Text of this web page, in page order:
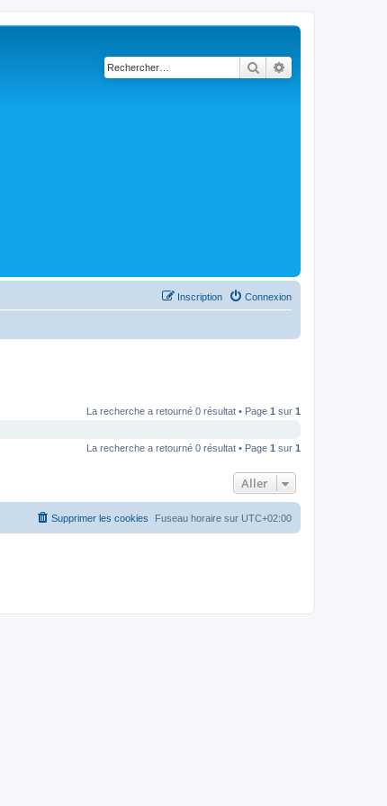
Rechercher
Connexion
Inscription
La recherche a retourné 0 résultat • Page 1 sur 1
La recherche a retourné 0 résultat • Page 1 sur 1
Aller
Fuseau horaire sur UTC+02:00
Supprimer les cookies